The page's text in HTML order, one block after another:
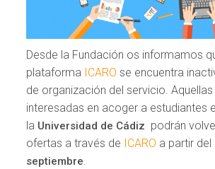
Desde la Fundación os informamos
plataforma ICARO se encuentra
de organización del servicio.
interesadas en acoger a estudiantes
la Universidad de Cádiz podrán
ofertas a través de ICARO a partir del
septiembre.